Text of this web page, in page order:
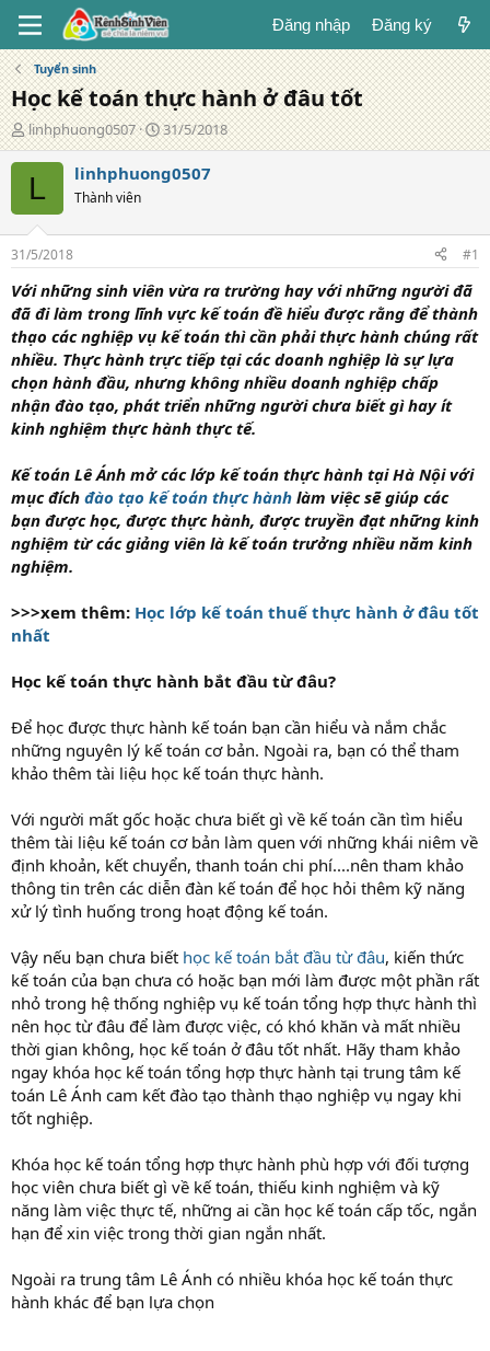
Đăng nhập Đăng ký
Tuyển sinh
Học kế toán thực hành ở đâu tốt
T
á
c
ả
linhphuong0507
N
g
à
y
g
31/5/2018
L linhphuong0507
Thành viên
31/5/2018 #1
Với những sinh viên vừa ra trường hay với những người đã
đã đi làm trong lĩnh vực kế toán đề hiểu được rằng để thành
thạo các nghiệp vụ kế toán thì cần phải thực hành chúng rất
nhiều. Thực hành trực tiếp tại các doanh nghiệp là sự lựa
chọn hành đầu, nhưng không nhiều doanh nghiệp chấp
nhận đào tạo, phát triển những người chưa biết gì hay ít
kinh nghiệm thực hành thực tế.
Kế toán Lê Ánh mở các lớp kế toán thực hành tại Hà Nội với
mục đích đào tạo kế toán thực hành làm việc sẽ giúp các
bạn được học, được thực hành, được truyền đạt những kinh
nghiệm từ các giảng viên là kế toán trưởng nhiều năm kinh
nghiệm.
>>>xem thêm: Học lớp kế toán thuế thực hành ở đâu tốt
nhất
Học kế toán thực hành bắt đầu từ đâu?
Để học được thực hành kế toán bạn cần hiểu và nắm chắc
những nguyên lý kế toán cơ bản. Ngoài ra, bạn có thể tham
khảo thêm tài liệu học kế toán thực hành.
Với người mất gốc hoặc chưa biết gì về kế toán cần tìm hiểu
thêm tài liệu kế toán cơ bản làm quen với những khái niêm về
định khoản, kết chuyển, thanh toán chi phí....nên tham khảo
thông tin trên các diễn đàn kế toán để học hỏi thêm kỹ năng
xử lý tình huống trong hoạt động kế toán.
Vậy nếu bạn chưa biết học kế toán bắt đầu từ đâu, kiến thức
kế toán của bạn chưa có hoặc bạn mới làm được một phần rất
nhỏ trong hệ thống nghiệp vụ kế toán tổng hợp thực hành thì
nên học từ đâu để làm được việc, có khó khăn và mất nhiều
thời gian không, học kế toán ở đâu tốt nhất. Hãy tham khảo
ngay khóa học kế toán tổng hợp thực hành tại trung tâm kế
toán Lê Ánh cam kết đào tạo thành thạo nghiệp vụ ngay khi
tốt nghiệp.
Khóa học kế toán tổng hợp thực hành phù hợp với đối tượng
học viên chưa biết gì về kế toán, thiếu kinh nghiệm và kỹ
năng làm việc thực tế, những ai cần học kế toán cấp tốc, ngắn
hạn để xin việc trong thời gian ngắn nhất.
Ngoài ra trung tâm Lê Ánh có nhiều khóa học kế toán thực
hành khác để bạn lựa chọn